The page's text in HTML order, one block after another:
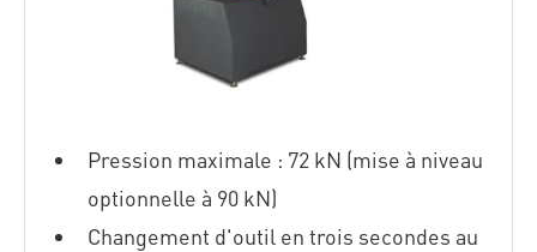
Pression maximale : 72 kN (mise à niveau
optionnelle à 90 kN)
Changement d'outil en trois secondes au